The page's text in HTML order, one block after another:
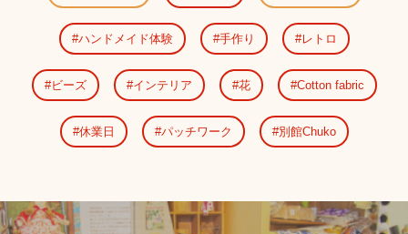
ハンドメイド体験 手作り レトロ
ビーズ インテリア 花 Cotton fabric
休業日 パッチワーク 別館Chuko